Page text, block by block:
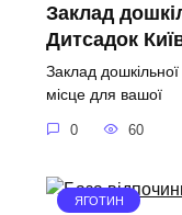
Заклад
Дитсадок
Заклад
місце для вашої
0 60
ЯГОТИН